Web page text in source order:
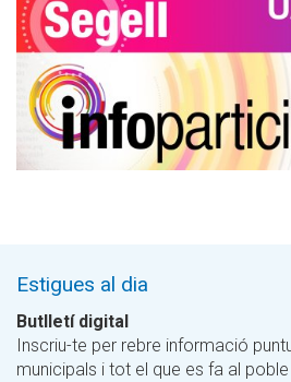
Estigues al dia
Butlletí digital
Inscriu-te per rebre informació
municipals i tot el que es fa al poble